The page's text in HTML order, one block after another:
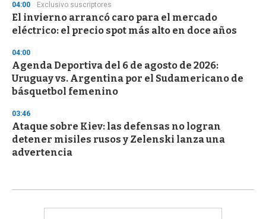
04:00 Exclusivo suscriptores
El invierno arrancó caro para el mercado
eléctrico: el precio spot más alto en doce años
04:00
Agenda Deportiva del 6 de agosto de 2026:
Uruguay vs. Argentina por el Sudamericano de
básquetbol femenino
03:46
Ataque sobre Kiev: las defensas no logran
detener misiles rusos y Zelenski lanza una
advertencia